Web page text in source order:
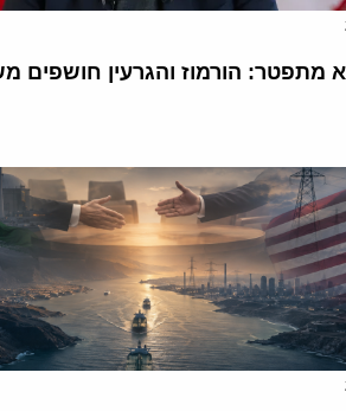
מתפטר: הורמוז והגרעין חושפים